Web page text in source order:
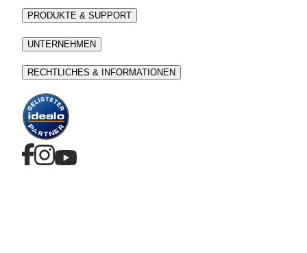
PRODUKTE & SUPPORT
UNTERNEHMEN
RECHTLICHES & INFORMATIONEN